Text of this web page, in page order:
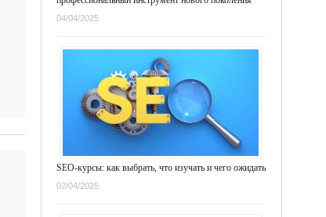
04/04/2025
SEO-курсы: как выбрать, что изучать и чего ожидать
02/04/2025